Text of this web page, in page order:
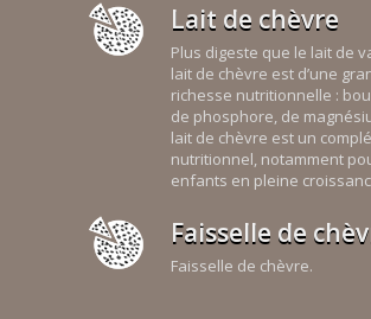
Lait de chèvre
Plus digeste que le lait de
lait de chèvre est d’une
richesse nutritionnelle :
de phosphore, de
lait de chèvre est un
nutritionnel, notamment
enfants en pleine
Faisselle de
Faisselle de chèvre.